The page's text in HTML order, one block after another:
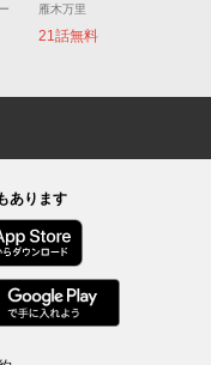
雁木万里
21話無料
あります